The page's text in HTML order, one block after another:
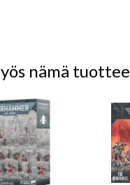
nämä